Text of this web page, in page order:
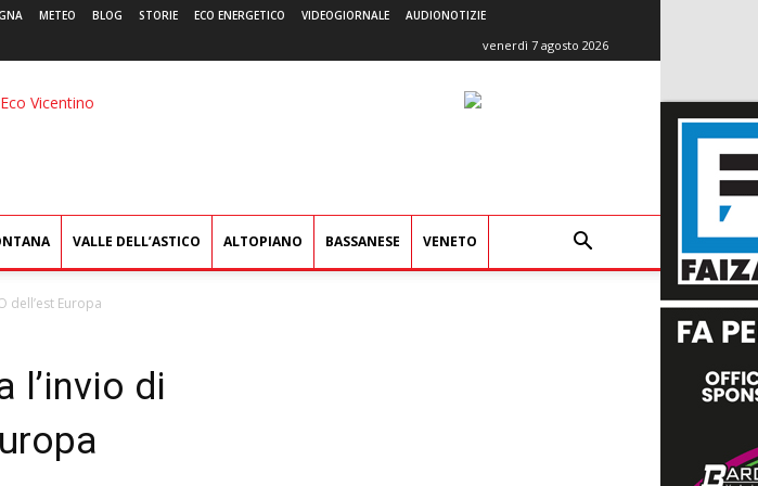
METEO BLOG STORIE ECO ENERGETICO VIDEOGIORNALE AUDIONOTIZIE
venerdì 7 agosto 2026
L'Eco
VALLE DELL’ASTICO ALTOPIANO BASSANESE VENETO
dell’est Europa
l’invio di